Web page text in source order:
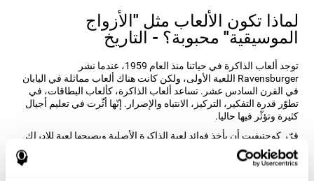
لماذا تكون الألعاب مثل "الأزواج
الموسيقية" محبوبة؟ - التاريخ
توجد ألعاب الذاكرة في حياتنا منذ العام 1959، عندما نشر
Ravensburger اللعبة الأولى، ولكن كانت هناك ألعاب مماثلة في اليابان
في القرن السادس عشر. تساعد ألعاب الذاكرة، كألعاب البطاقات، في
تطوّر قدرة التفكير، التركيز، الانتباه والإصرار. إنّها أثّرت في تعليم أجيال
كثيرة وتؤثّر فيها حاليا.
قرّر كوجنيفيت أن يأخذ فوائد لعبة الذاكرة الأصلية ويصبحها لعبة للإدراك
السمعي، مثل الأزواج الموسيقية. وفقا لعلماء النفس العصبي، إنّه تغيير
مهم، فيساعد المستخدم على تدريب أذنيه والمهارات المعرفية المتعلٌّة